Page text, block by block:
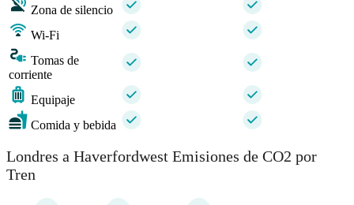
Zona de silencio
Wi-Fi
Tomas de
corriente
Equipaje
Comida y bebida
Londres a Haverfordwest Emisiones de CO2 por
Tren